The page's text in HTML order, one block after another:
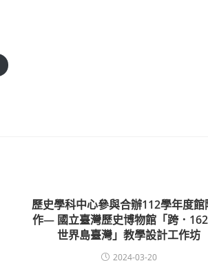
歷史學科中心參與合辦112學年度館
作— 國立臺灣歷史博物館「跨．
世界島臺灣」教學設計工作坊
2024-03-20